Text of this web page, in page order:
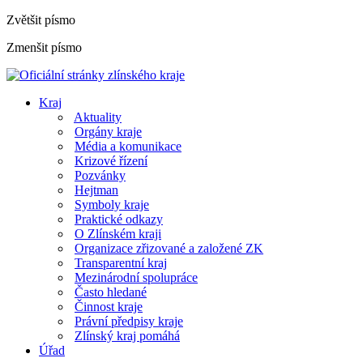
Zvětšit písmo
Zmenšit písmo
Kraj
Aktuality
Orgány kraje
Média a komunikace
Krizové řízení
Pozvánky
Hejtman
Symboly kraje
Praktické odkazy
O Zlínském kraji
Organizace zřizované a založené ZK
Transparentní kraj
Mezinárodní spolupráce
Často hledané
Činnost kraje
Právní předpisy kraje
Zlínský kraj pomáhá
Úřad